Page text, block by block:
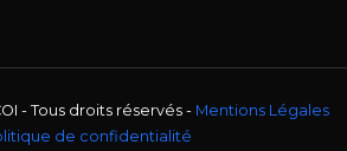
- Tous droits réservés - Mentions Légales
de confidentialité